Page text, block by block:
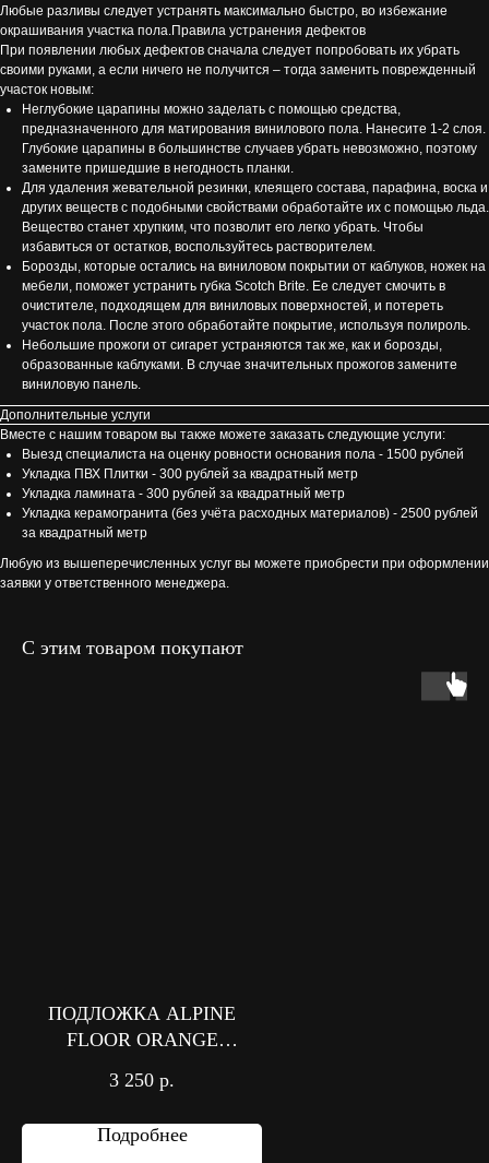
Любые разливы следует устранять максимально быстро, во избежание
окрашивания участка пола.Правила устранения дефектов
При появлении любых дефектов сначала следует попробовать их убрать
своими руками, а если ничего не получится – тогда заменить поврежденный
участок новым:
Неглубокие царапины можно заделать с помощью средства,
предназначенного для матирования винилового пола. Нанесите 1-2 слоя.
Глубокие царапины в большинстве случаев убрать невозможно, поэтому
замените пришедшие в негодность планки.
Для удаления жевательной резинки, клеящего состава, парафина, воска и
других веществ с подобными свойствами обработайте их с помощью льда.
Вещество станет хрупким, что позволит его легко убрать. Чтобы
избавиться от остатков, воспользуйтесь растворителем.
Борозды, которые остались на виниловом покрытии от каблуков, ножек на
мебели, поможет устранить губка Scotch Brite. Ее следует смочить в
очистителе, подходящем для виниловых поверхностей, и потереть
участок пола. После этого обработайте покрытие, используя полироль.
Небольшие прожоги от сигарет устраняются так же, как и борозды,
образованные каблуками. В случае значительных прожогов замените
виниловую панель.
Дополнительные услуги
Вместе с нашим товаром вы также можете заказать следующие услуги:
Выезд специалиста на оценку ровности основания пола - 1500 рублей
Укладка ПВХ Плитки - 300 рублей за квадратный метр
Укладка ламината - 300 рублей за квадратный метр
Укладка керамогранита (без учёта расходных материалов) - 2500 рублей
за квадратный метр
Любую из вышеперечисленных услуг вы можете приобрести при оформлении
заявки у ответственного менеджера.
С этим товаром покупают
ПОДЛОЖКА ALPINE
FLOOR ORANGE
3 250 р.
Подробнее